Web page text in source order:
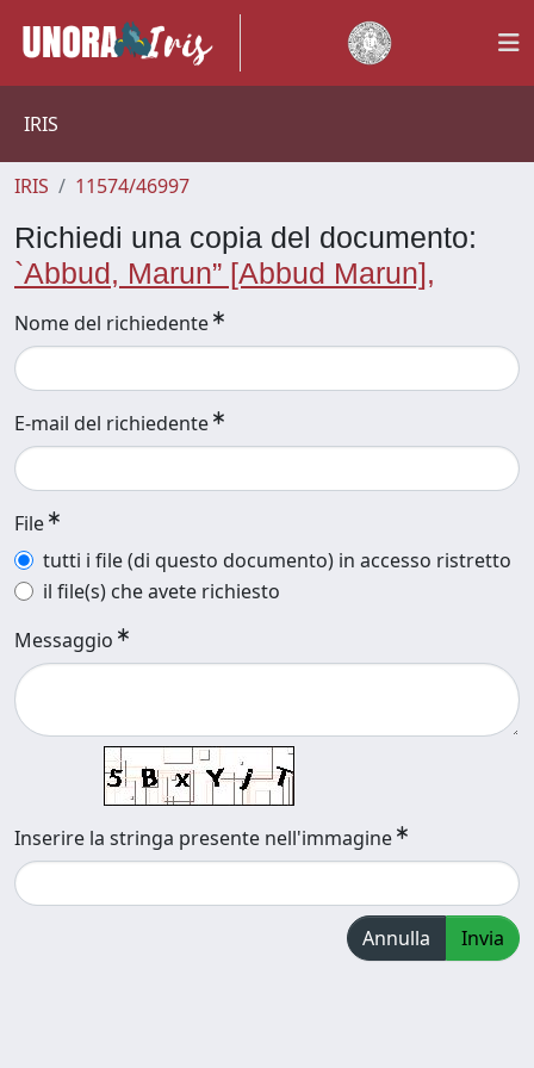
IRIS
IRIS 11574/46997
Richiedi una copia del documento:
`Abbud, Marun” [Abbud Marun],
Nome del richiedente
E-mail del richiedente
File
tutti i file (di questo documento) in accesso ristretto
il file(s) che avete richiesto
Messaggio
Inserire la stringa presente nell'immagine
Annulla Invia